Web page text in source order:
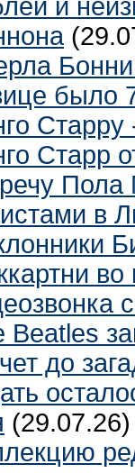
и
было
Старру
Старр
Пола
в
во
Beatles
до
(29.07.26)